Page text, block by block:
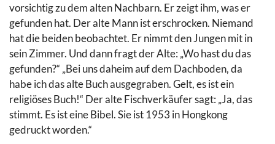
vorsichtig zu dem alten Nachbarn. Er zeigt ihm, was er
gefunden hat. Der alte Mann ist erschrocken. Niemand
hat die beiden beobachtet. Er nimmt den Jungen mit in
sein Zimmer. Und dann fragt der Alte: „Wo hast du das
gefunden?“ „Bei uns daheim auf dem Dachboden, da
habe ich das alte Buch ausgegraben. Gelt, es ist ein
religiöses Buch!“ Der alte Fischverkäufer sagt: „Ja, das
stimmt. Es ist eine Bibel. Sie ist 1953 in Hongkong
gedruckt worden.“